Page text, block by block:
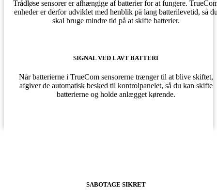
Trådløse sensorer er afhængige af batterier for at fungere.
enheder er derfor udviklet med henblik på lang batterilevetid, så
skal bruge mindre tid på at skifte batterier.
SIGNAL VED LAVT BATTERI
Når batterierne i TrueCom sensorerne trænger til at blive skiftet,
afgiver de automatisk besked til kontrolpanelet, så du kan skifte
batterierne og holde anlægget kørende.
SABOTAGE SIKRET